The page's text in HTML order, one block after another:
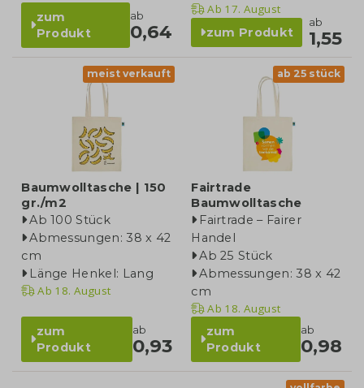
zum
Produkt
ab
0,64
Ab 17. August
zum Produkt
ab
1,55
meist verkauft
Baumwolltasche | 150
gr./m2
Ab 100 Stück
Abmessungen: 38 x 42
cm
Länge Henkel: Lang
Ab 18. August
zum
Produkt
ab
0,93
ab 25 stück
Fairtrade
Baumwolltasche
Fairtrade – Fairer
Handel
Ab 25 Stück
Abmessungen: 38 x 42
cm
Ab 18. August
zum
Produkt
ab
0,98